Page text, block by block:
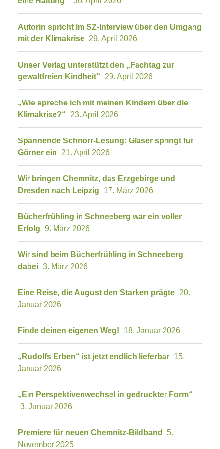
Autorin spricht im SZ-Interview über den Umgang
mit der Klimakrise 29. April 2026
Unser Verlag unterstützt den „Fachtag zur
gewaltfreien Kindheit“
29. April 2026
„Wie spreche ich mit meinen Kindern über die
Klimakrise?“
23. April 2026
Spannende Schnorr-Lesung: Gläser springt für
Görner ein
21. April 2026
Wir bringen Chemnitz, das Erzgebirge und
Dresden nach Leipzig
17. März 2026
Bücherfrühling in Schneeberg war ein voller
Erfolg 9. März 2026
Wir sind beim Bücherfrühling in Schneeberg
dabei 3. März 2026
Eine Reise, die August den Starken prägte 20.
Januar 2026
Finde deinen eigenen Weg! 18. Januar 2026
„Rudolfs Erben“ ist jetzt endlich lieferbar 15.
Januar 2026
„Ein Perspektivenwechsel in gedruckter Form“
3. Januar 2026
Premiere für neuen Chemnitz-Bildband 5.
November 2025